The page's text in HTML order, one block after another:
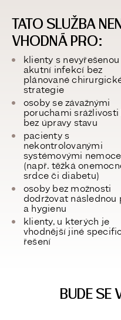
TATO SLUŽBA
VHODNÁ PRO:
klienty s nevyřešenou
akutní infekcí bez
plánované
strategie
osoby sezávažnými
poruchami
bez úpravy stavu
pacienty s
nekontrolovanými
systémovými
(např. těžká
srdce či diabetu)
osoby bez možnosti
dodržovat následnou
a hygienu
klienty, u kterých je
vhodnější jiné
řešení
BUDE SE